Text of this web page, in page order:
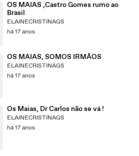
OS MAIAS ,Castro Gomes rumo ao
Brasil
ELAINECRISTINAGS
há 17 anos
OS MAIAS, SOMOS IRMÃOS
ELAINECRISTINAGS
há 17 anos
Os Maias, Dr Carlos não se vá !
ELAINECRISTINAGS
há 17 anos